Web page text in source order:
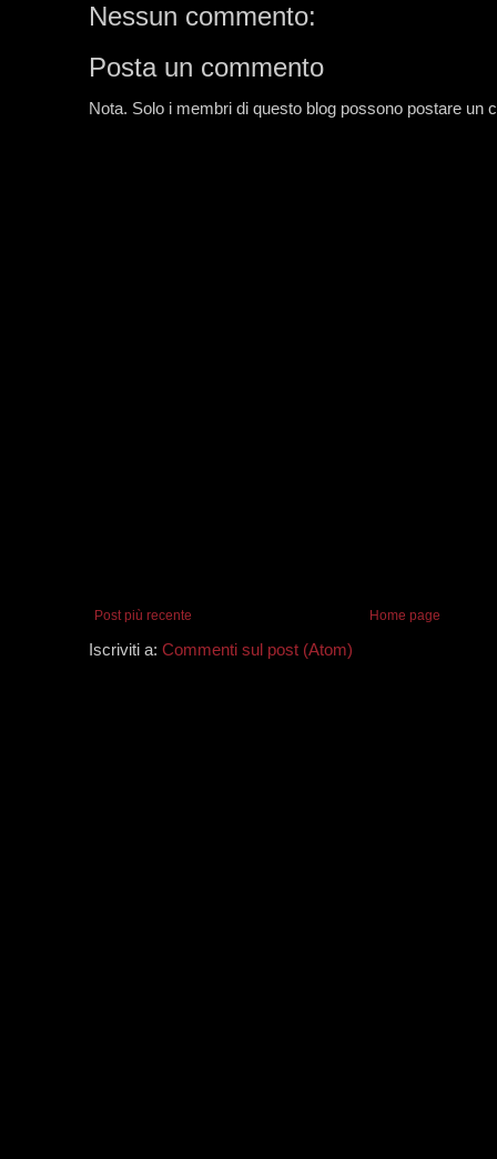
Nessun commento:
Posta un commento
Nota. Solo i membri di questo blog possono postare un
Post più recente Home page
Iscriviti a: Commenti sul post (Atom)